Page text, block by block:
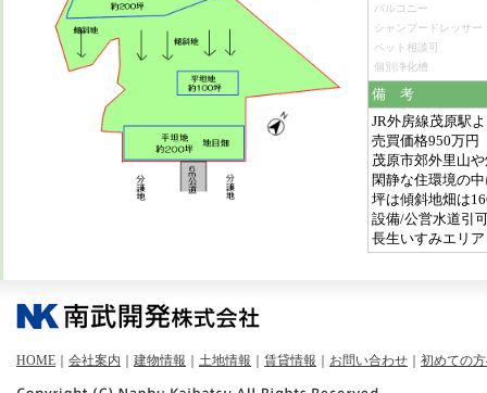
バルコニー
シャンプードレッサー
ペット相談可
個別浄化槽
備 考
JR外房線茂原駅
売買価格950万円
茂原市郊外里山
閑静な住環境の
坪は傾斜地畑は
設備/公営水道引
長生いすみエリア
HOME 会社案内 建物情報 土地情報 賃貸情報 お問い合わせ 初めての